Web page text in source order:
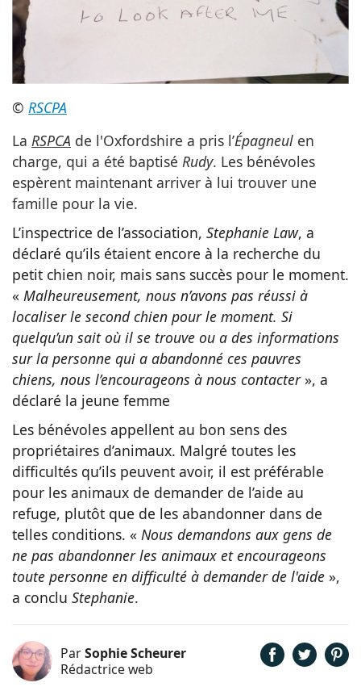
© RSCPA
La RSPCA de l'Oxfordshire a pris l’Épagneul en
charge, qui a été baptisé Rudy. Les bénévoles
espèrent maintenant arriver à lui trouver une
famille pour la vie.
L’inspectrice de l’association, Stephanie Law, a
déclaré qu’ils étaient encore à la recherche du
petit chien noir, mais sans succès pour le moment.
« Malheureusement, nous n’avons pas réussi à
localiser le second chien pour le moment. Si
quelqu’un sait où il se trouve ou a des informations
sur la personne qui a abandonné ces pauvres
chiens, nous l’encourageons à nous contacter », a
déclaré la jeune femme
Les bénévoles appellent au bon sens des
propriétaires d’animaux. Malgré toutes les
difficultés qu’ils peuvent avoir, il est préférable
pour les animaux de demander de l’aide au
refuge, plutôt que de les abandonner dans de
telles conditions. « Nous demandons aux gens de
ne pas abandonner les animaux et encourageons
toute personne en difficulté à demander de l'aide »,
a conclu Stephanie.
ParSophie Scheurer
Rédactrice web